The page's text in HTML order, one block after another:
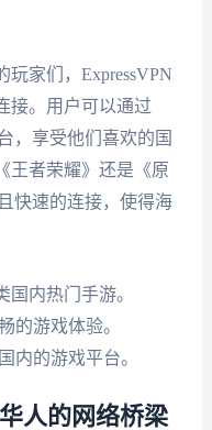
玩家们，ExpressVPN
接。用户可以通过
，享受他们喜欢的国
王者荣耀》还是《原
快速的连接，使得海
内热门手游。
的游戏体验。
内的游戏平台。
人的网络桥梁